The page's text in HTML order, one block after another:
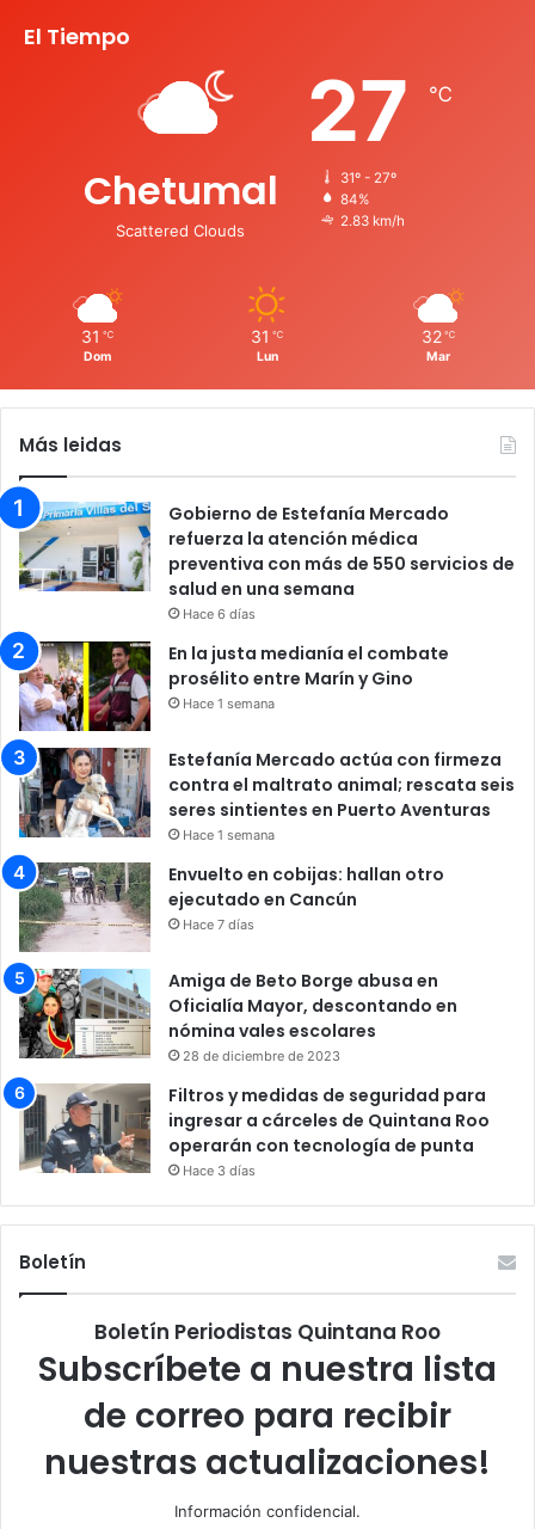
El Tiempo
Chetumal
Scattered Clouds
27 ℃
31º - 27º
84%
2.83 km/h
31 ℃
Dom
31 ℃
Lun
32 ℃
Mar
Más leidas
Gobierno de Estefanía Mercado
refuerza la atención médica
preventiva con más de 550 servicios de
salud en una semana
Hace 6 días
En la justa medianía el combate
prosélito entre Marín y Gino
Hace 1 semana
Estefanía Mercado actúa con firmeza
contra el maltrato animal; rescata seis
seres sintientes en Puerto Aventuras
Hace 1 semana
Envuelto en cobijas: hallan otro
ejecutado en Cancún
Hace 7 días
Amiga de Beto Borge abusa en
Oficialía Mayor, descontando en
nómina vales escolares
28 de diciembre de 2023
Filtros y medidas de seguridad para
ingresar a cárceles de Quintana Roo
operarán con tecnología de punta
Hace 3 días
Boletín
Boletín Periodistas Quintana Roo
Subscríbete a nuestra lista
de correo para recibir
nuestras actualizaciones!
Información confidencial.